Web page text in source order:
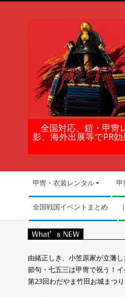
鎧
甲
冑
の
レ
ン
全国対応、鎧・甲
影、海外出展等でPR
Navigation
Menu
甲冑・衣装レンタル 甲
全国戦国イベントまとめ
What’s NEW
由緒正しき、小笠原家が立藩し
節句・七五三は甲冑で祝う！イ
第23回わだやま竹田お城まつり